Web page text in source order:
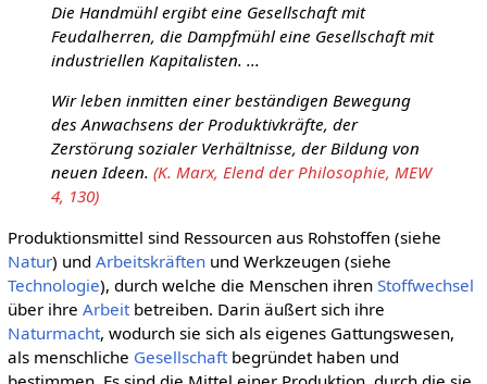
Die Handmühl ergibt eine Gesellschaft mit
Feudalherren, die Dampfmühl eine Gesellschaft mit
industriellen Kapitalisten. ...
Wir leben inmitten einer beständigen Bewegung
des Anwachsens der Produktivkräfte, der
Zerstörung sozialer Verhältnisse, der Bildung von
neuen Ideen. (K. Marx, Elend der Philosophie, MEW
4, 130)
Produktionsmittel sind Ressourcen aus Rohstoffen (siehe
Natur) und Arbeitskräftenund Werkzeugen (siehe
Technologie), durch welche die Menschen ihren Stoffwechsel
über ihre Arbeitbetreiben. Darin äußert sich ihre
Naturmacht, wodurch sie sich als eigenes Gattungswesen,
als menschliche Gesellschaftbegründet haben und